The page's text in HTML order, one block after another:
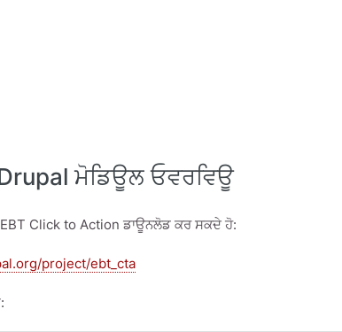
ਮੋਡਿਊਲ ਓਵਰਵਿਊ
Click to Action ਡਾਊਨਲੋਡ ਕਰ ਸਕਦੇ ਹੋ:
project/ebt_cta